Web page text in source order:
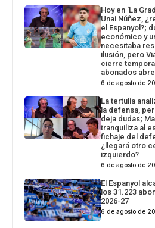
Hoy en ‘La
Unai Núñez,
el Espanyol?;
económico y
necesitaba
ilusión, pero
cierre
abonados
6 de agosto de
La tertulia
la defensa,
deja dudas;
tranquiliza al
fichaje del
¿llegará otro
izquierdo?
6 de agosto de
El Espanyol
los 31.223
2026-27
6 de agosto de